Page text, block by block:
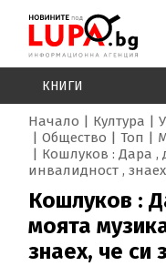
КНИГИ
Начало Култура
Общество
Топ
Кошлуков : Дара ,
инвалидност ,
Кошлуков :
моята
знаех, че си